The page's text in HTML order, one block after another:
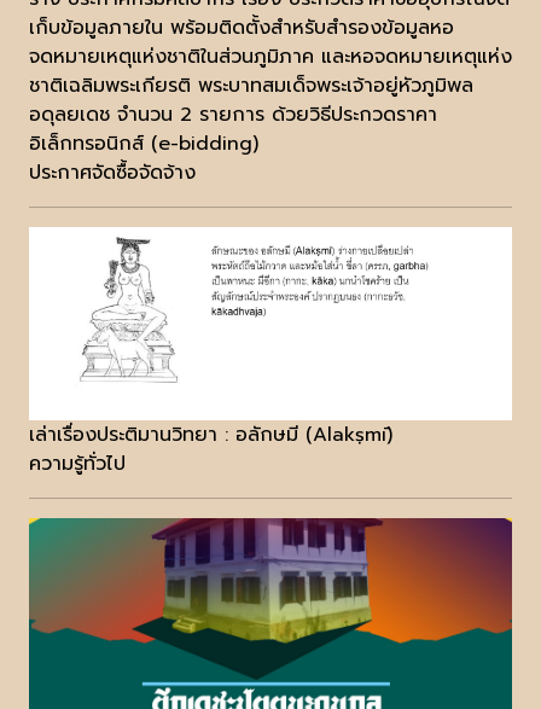
เก็บข้อมูลภายใน พร้อมติดตั้งสำหรับสำรองข้อมูลหอ
จดหมายเหตุแห่งชาติในส่วนภูมิภาค และหอจดหมายเหตุแห่ง
ชาติเฉลิมพระเกียรติ พระบาทสมเด็จพระเจ้าอยู่หัวภูมิพล
อดุลยเดช จำนวน 2 รายการ ด้วยวิธีประกวดราคา
อิเล็กทรอนิกส์ (e-bidding)
ประกาศจัดซื้อจัดจ้าง
เล่าเรื่องประติมานวิทยา : อลักษมี (Alakṣmī)
ความรู้ทั่วไป